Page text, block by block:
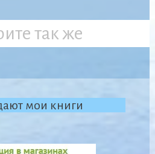
так же
мои книги